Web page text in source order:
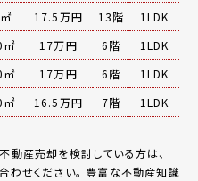
17.5万円 13階
1LDK
17万円 6階
1LDK
17万円 6階
1LDK
16.5万円 7階 1LDK
動産売却を検討している方は、
わせください。 豊富な不動産知識